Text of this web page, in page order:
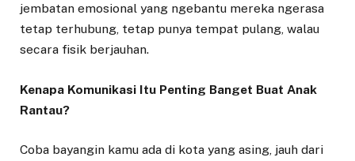
jembatan emosional yang ngebantu mereka ngerasa
tetap terhubung, tetap punya tempat pulang, walau
secara fisik berjauhan.
Kenapa Komunikasi Itu Penting Banget Buat Anak
Rantau?
Coba bayangin kamu ada di kota yang asing, jauh dari